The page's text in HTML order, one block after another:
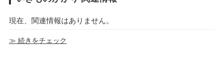
現在、関連情報はありません。
≫ 続きをチェック